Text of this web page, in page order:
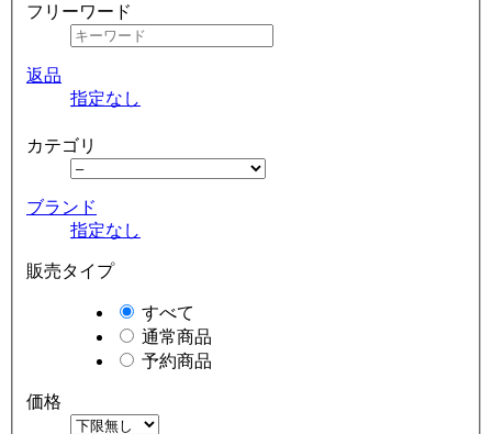
フリーワード
返品
指定なし
カテゴリ
ブランド
指定なし
販売タイプ
すべて
通常商品
予約商品
価格